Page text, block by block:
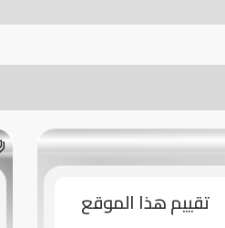
تقييم هذا الموقع